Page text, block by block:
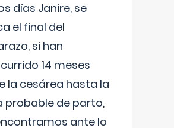
días Janire, se
el final del
si han
14 meses
la cesárea hasta la
probable de parto,
ante lo